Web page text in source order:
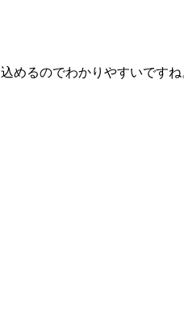
めるのでわかりやすいですね